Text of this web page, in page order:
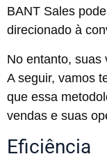
BANT Sales
direcionado à
No entanto, suas
A seguir, vamos
que essa
vendas e suas
Eficiência